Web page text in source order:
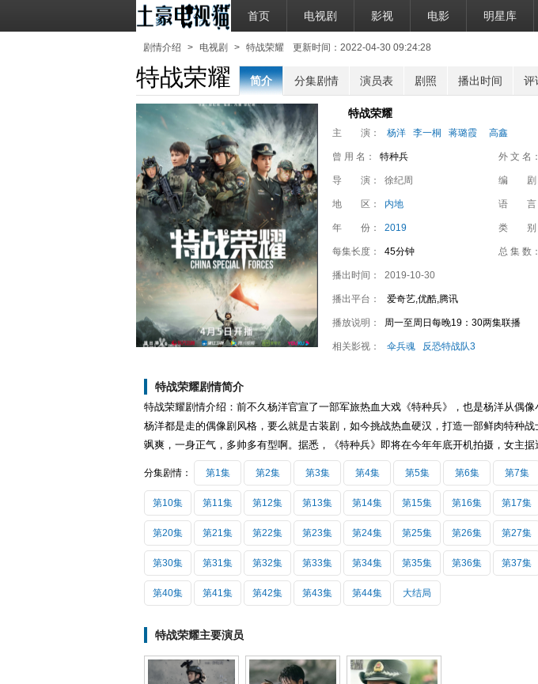
首页 电视剧 影视 电影 明星库
剧情介绍 > 电视剧 > 特战荣耀 更新时间：2022-04-30 09:24:28
特战荣耀 简介 分集剧情 演员表 剧照 播出时间 评
特战荣耀
主 演： 杨洋 李一桐 蒋璐霞 高鑫
曾 用 名： 特种兵 外 文 名：
导 演： 徐纪周 编 剧
地 区： 内地 语 言
年 份： 2019 类 别
每集长度： 45分钟 总 集 数：
播出时间： 2019-10-30
播出平台： 爱奇艺,优酷,腾讯
播放说明： 周一至周日每晚19：30两集联播
相关影视： 伞兵魂 反恐特战队3
特战荣耀剧情简介
特战荣耀剧情介绍：前不久杨洋官宣了一部军旅热血大戏《特种兵》，也是杨洋从偶
杨洋都是走的偶像剧风格，要么就是古装剧，如今挑战热血硬汉，打造一部鲜肉特种
飒爽，一身正气，多帅多有型啊。据悉，《特种兵》即将在今年年底开机拍摄，女主据
分集剧情： 第1集 第2集 第3集 第4集 第5集 第6集 第7集
第10集 第11集 第12集 第13集 第14集 第15集 第16集 第17集
第20集 第21集 第22集 第23集 第24集 第25集 第26集 第27集
第30集 第31集 第32集 第33集 第34集 第35集 第36集 第37集
第40集 第41集 第42集 第43集 第44集 大结局
特战荣耀主要演员